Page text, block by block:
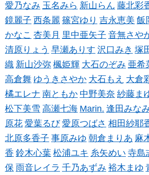
愛乃なみ 玉名みら 新山らん 藤北彩
鏡麗子 西条麗 篠宮ゆり 吉永恵美 飯
かなこ 杏美月 里中亜矢子 音無さや
清原りょう 早瀬ありす 沢口みき 塚
織 新山沙弥 楓姫輝 大石のぞみ 亜希
高倉舞 ゆうきさやか 大石もえ 大倉
橘エレナ 南ともか 中野美奈 紗藤ま
松下美雪 高瀬七海 Marin. 逢田みな
原花 愛葉るび 愛原つばさ 相田紗耶
北原多香子 事原みゆ 朝倉まりあ 麻
香 鈴木心葉 松浦ユキ 糸矢めい 寺島
保 雨音レイラ 千乃あずみ 裕木まゆ